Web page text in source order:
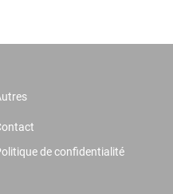
de confidentialité